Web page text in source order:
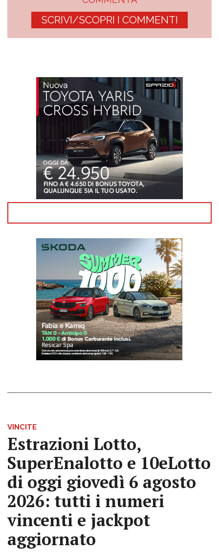
SCRIVI/SCOPRI I COMMENTI
VINCITE
Estrazioni Lotto,
SuperEnalotto e 10eLotto
di oggi giovedì 6 agosto
2026: tutti i numeri
vincenti e jackpot
aggiornato